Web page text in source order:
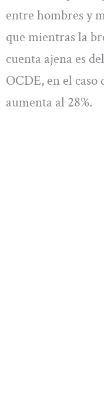
entre hombres y
que mientras la
cuenta ajena es
OCDE, en el
aumenta al 28%.